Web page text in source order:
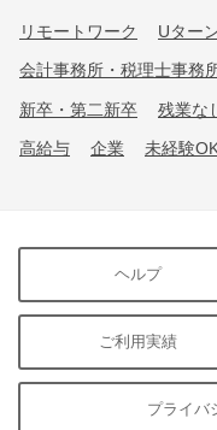
リモートワーク Uター
会計事務所・税理士事務
新卒・第二新卒 残業な
高給与 企業 未経験
ヘルプ
ご利用実績
プライバ